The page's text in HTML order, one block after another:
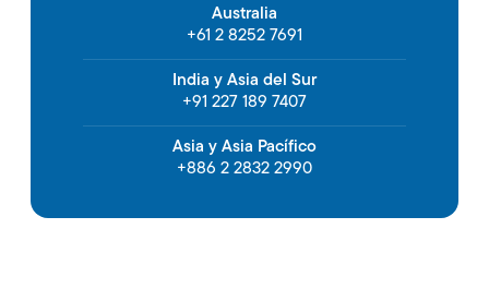
Australia
+61 2 8252 7691
India y Asia del Sur
+91 227 189 7407
Asia y Asia Pacífico
+886 2 2832 2990